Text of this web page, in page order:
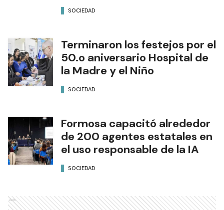
SOCIEDAD
Terminaron los festejos por el
50.o aniversario Hospital de
la Madre y el Niño
SOCIEDAD
Formosa capacitó alrededor
de 200 agentes estatales en
el uso responsable de la IA
SOCIEDAD
Ads